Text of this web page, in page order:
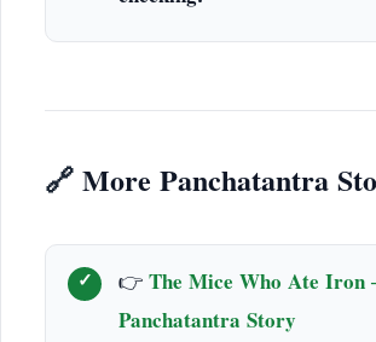
🔗More Panchatantra
👉The Mice Who Ate Iron
Panchatantra Story